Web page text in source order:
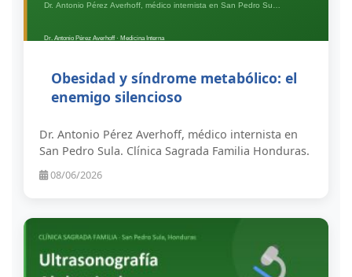
Obesidad y síndrome metabólico: el
enemigo silencioso
Dr. Antonio Pérez Averhoff, médico internista en
San Pedro Sula. Clínica Sagrada Familia Honduras.
08/06/2026